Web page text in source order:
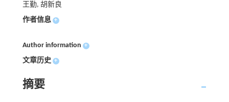
王勤, 胡新良
作者信息 +
Author information +
文章历史 +
摘要